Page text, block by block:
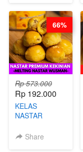
Rp 573.000
Rp 192.000
KELAS
NASTAR
KEKINIAN -
Share
66%